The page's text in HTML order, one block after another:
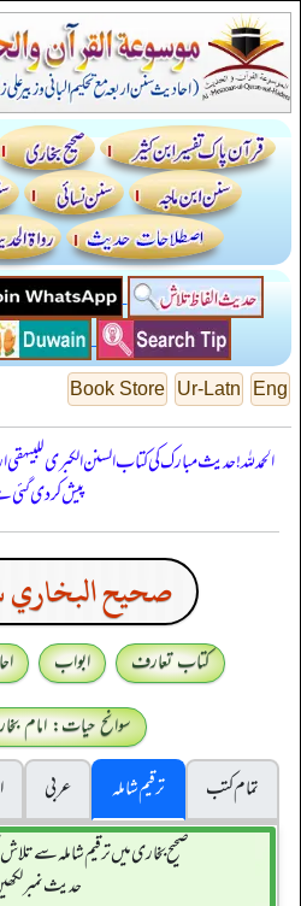
Eng
Ur-Latn
Book Store
الحمدللہ! حدیث مبارک کی کتاب السنن الكبرى
پیش کر دی
صحيح البخاري
کتاب تعارف ابواب
سوانح حیات: امام
تمام کتب
ترقیم شاملہ عربی
صحیح بخاری میں ترقیم شاملہ سے تلاش
حدیث نمبر